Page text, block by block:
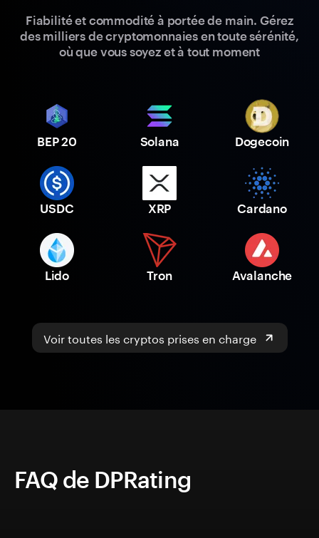
Fiabilité et commodité à portée de main. Gérez
des milliers de cryptomonnaies en toute sérénité,
où que vous soyez et à tout moment
BEP 20 Solana Dogecoin
USDC XRP Cardano
Lido Tron Avalanche
Voir toutes les cryptos prises en charge
FAQ de DPRating